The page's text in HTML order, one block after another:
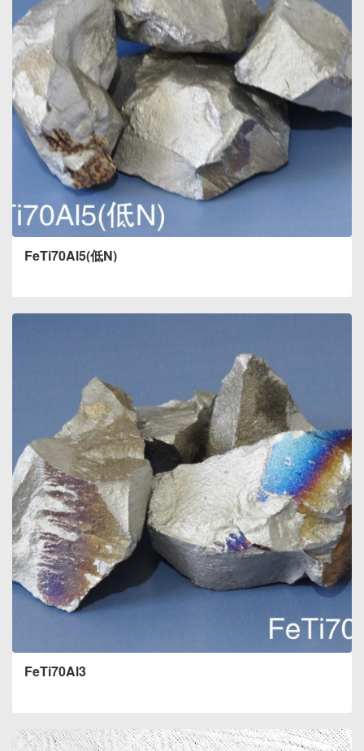
FeTi70Al5(低N)
FeTi70Al3